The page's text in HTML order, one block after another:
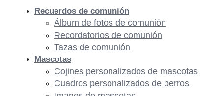
Recuerdos de comunión
Álbum de fotos de comunión
Recordatorios de comunión
Tazas de comunión
Mascotas
Cojines personalizados de mascotas
Cuadros personalizados de perros